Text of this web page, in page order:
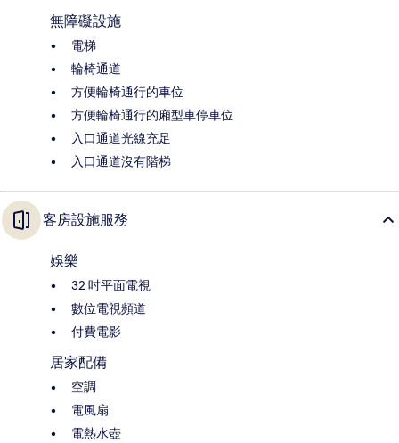
無障礙設施
電梯
輪椅通道
方便輪椅通行的車位
方便輪椅通行的廂型車停車位
入口通道光線充足
入口通道沒有階梯
客房設施服務
娛樂
32 吋平面電視
數位電視頻道
付費電影
居家配備
空調
電風扇
電熱水壺